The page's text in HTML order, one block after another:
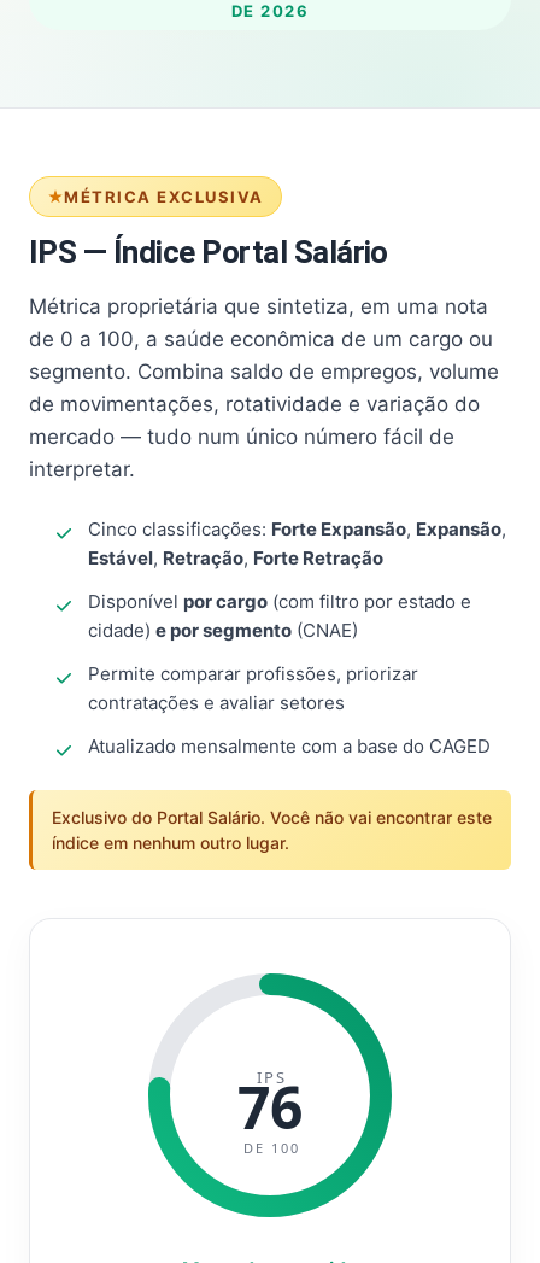
DE 2026
MÉTRICA EXCLUSIVA
IPS — Índice Portal Salário
Métrica proprietária que sintetiza, em uma nota
de 0 a 100, a saúde econômica de um cargo ou
segmento. Combina saldo de empregos, volume
de movimentações, rotatividade e variação do
mercado — tudo num único número fácil de
interpretar.
Cinco classificações: Forte Expansão, Expansão,
Estável, Retração, Forte Retração
Disponível por cargo (com filtro por estado e
cidade) e por segmento (CNAE)
Permite comparar profissões, priorizar
contratações e avaliar setores
Atualizado mensalmente com a base do CAGED
Exclusivo do Portal Salário. Você não vai encontrar este
índice em nenhum outro lugar.
IPS
76
DE 100